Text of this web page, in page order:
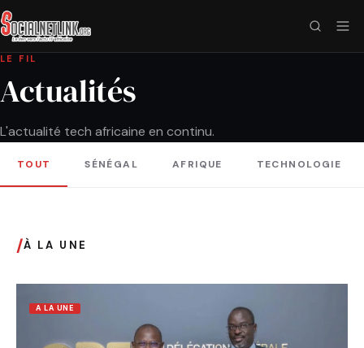
LE FIL
Actualités
L'actualité tech africaine en continu.
TOUT SÉNÉGAL AFRIQUE TECHNOLOGIE
/À LA UNE
A LA UNE